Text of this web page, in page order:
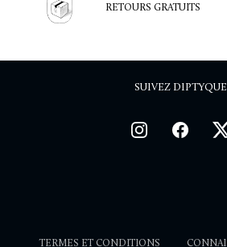
RETOURS GRATUITS
SUIVEZ DIPTYQUE
TERMES ET CONDITIONS